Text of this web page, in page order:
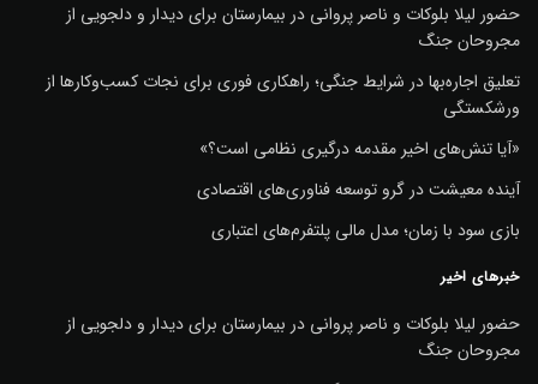
حضور لیلا بلوکات و ناصر پروانی در بیمارستان برای دیدار و دلجویی از
مجروحان جنگ
تعلیق اجاره‌بها در شرایط جنگی؛ راهکاری فوری برای نجات کسب‌وکارها از
ورشکستگی
«آیا تنش‌های اخیر مقدمه درگیری نظامی است؟»
آینده معیشت در گرو توسعه فناوری‌های اقتصادی
بازی سود با زمان؛ مدل مالی پلتفرم‌های اعتباری
خبرهای اخیر
حضور لیلا بلوکات و ناصر پروانی در بیمارستان برای دیدار و دلجویی از
مجروحان جنگ